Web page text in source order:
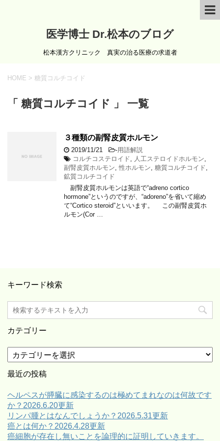
医学博士 Dr.松本のブログ
松本漢方クリニック 真実の治る医療の求道者
HOME > 糖質コルチコイド
「 糖質コルチコイド 」 一覧
３種類の副腎皮質ホルモン
2019/11/21 -用語解説
コルチコステロイド
人工ステロイドホルモン
副腎皮質ホルモン 性ホルモン 糖質コルチコイド
鉱質コルチコイド
副腎皮質ホルモンは英語で“adreno cortico
hormone”というのですが、“adoreno”を省いて縮め
て“Cortico steroid”といいます。 この副腎皮質ホ
ルモン(Cor …
キーワード検索
カテゴリー
テ
ゴ
ー
最近の投稿
ヘルペスが膵臓に感染するのは極めてまれなのは何故です
か？2026.6.20更新
リンパ腫とはなんでしょうか？2026.5.31更新
癌とは何か？2026.4.28更新
癌細胞が存在し無いことを論理的に証明していきます。